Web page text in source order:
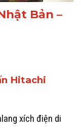
Bản –
Hitachi
xích điện di